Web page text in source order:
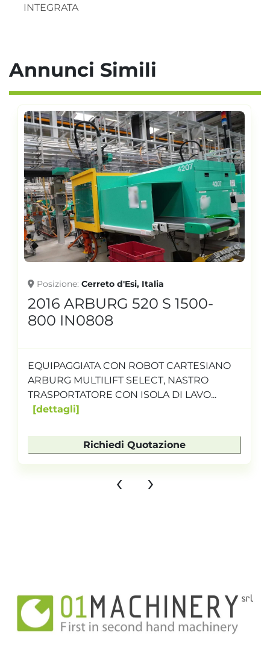
INTEGRATA
Annunci Simili
Posizione Cerreto d'Esi, Italia
2016 ARBURG 520 S 1500-
800 IN0808
EQUIPAGGIATA CON ROBOT CARTESIANO
ARBURG MULTILIFT SELECT, NASTRO
TRASPORTATORE CON ISOLA DI LAVO...
dettagli
Richiedi Quotazione
‹ ›